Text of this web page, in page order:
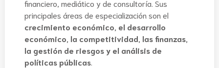
financiero, mediático y de consultoría. Sus
principales áreas de especialización son el
crecimiento económico, el desarrollo
económico, la competitividad, las finanzas,
la gestión de riesgos y el análisis de
políticas públicas.